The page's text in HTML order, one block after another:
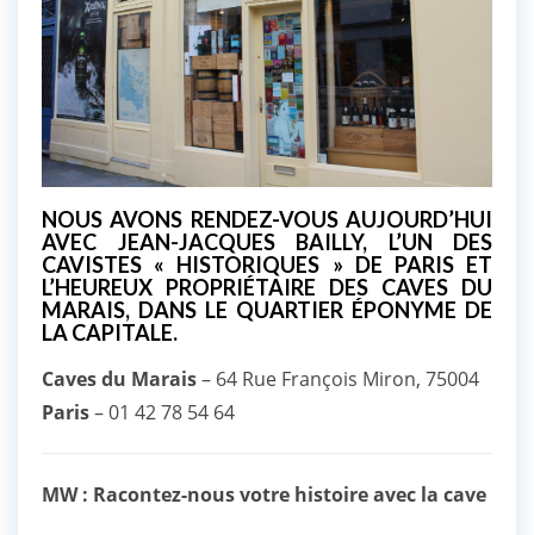
NOUS AVONS RENDEZ-VOUS AUJOURD’HUI
AVEC JEAN-JACQUES BAILLY, L’UN DES
CAVISTES « HISTORIQUES » DE PARIS ET
L’HEUREUX PROPRIÉTAIRE DES CAVES DU
MARAIS, DANS LE QUARTIER ÉPONYME DE
LA CAPITALE.
Caves du Marais– 64 Rue François Miron, 75004
Paris–01 42 78 54 64
MW : Racontez-nous votre histoire avec la cave